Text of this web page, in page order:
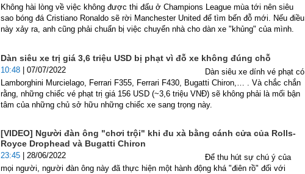
Không hài lòng về việc không được thi đấu ở Champions League mùa tới nên siêu
sao bóng đá Cristiano Ronaldo sẽ rời Manchester United để tìm bến đỗ mới. Nếu điều
này xảy ra, anh cũng phải chuẩn bị việc chuyển nhà cho dàn xe "khủng" của mình.
Dàn siêu xe trị giá 3,6 triệu USD bị phạt vì đỗ xe không đúng chỗ
10:48 | 07/07/2022
Dàn siêu xe dính vé phạt có
Lamborghini Murcielago, Ferrari F355, Ferrari F430, Bugatti Chiron,… . Và chắc chắn
rằng, những chiếc vé phạt trị giá 156 USD (~3,6 triệu VNĐ) sẽ không phải là mối bận
tâm của những chủ sở hữu những chiếc xe sang trọng này.
[VIDEO] Người đàn ông "chơi trội" khi đu xà bằng cánh cửa của Rolls-
Royce Drophead và Bugatti Chiron
23:45 | 28/06/2022
Để thu hút sự chú ý của
mọi người, người đàn ông này đã thực hiện một hành động khá "điên rồ" đối với